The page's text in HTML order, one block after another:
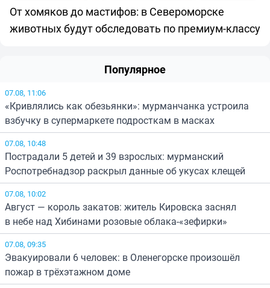
От хомяков до мастифов: в Североморске
животных будут обследовать по премиум-классу
Популярное
07.08, 11:06
«Кривлялись как обезьянки»: мурманчанка устроила
взбучку в супермаркете подросткам в масках
07.08, 10:48
Пострадали 5 детей и 39 взрослых: мурманский
Роспотребнадзор раскрыл данные об укусах клещей
07.08, 10:02
Август — король закатов: житель Кировска заснял
в небе над Хибинами розовые облака-«зефирки»
07.08, 09:35
Эвакуировали 6 человек: в Оленегорске произошёл
пожар в трёхэтажном доме